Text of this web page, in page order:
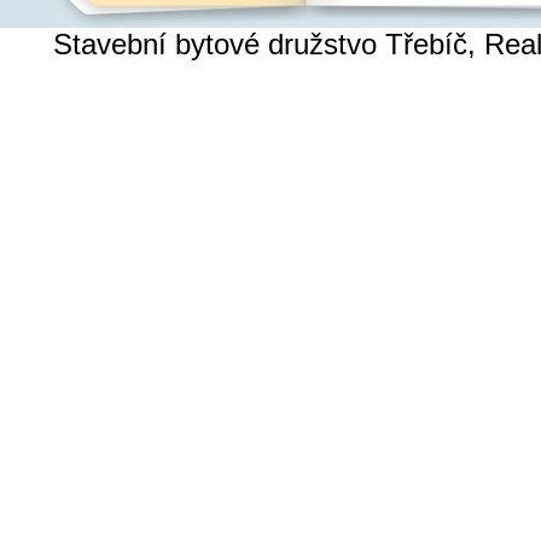
Stavební bytové družstvo Třebíč,